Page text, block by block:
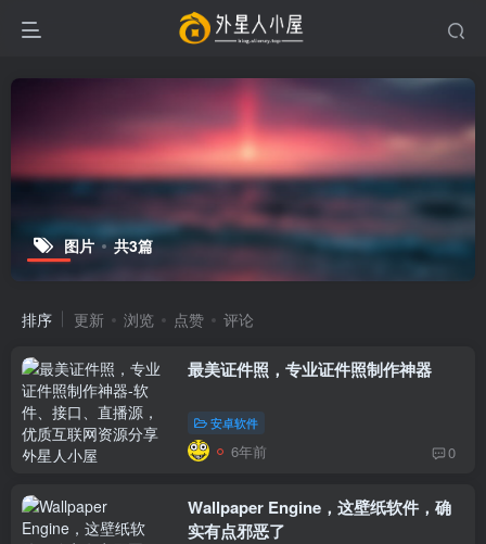
图片 共3篇
排序 更新 浏览 点赞 评论
最美证件照，专业证件照制作神器
安卓软件
6年前 0
Wallpaper Engine，这壁纸软件，确
实有点邪恶了